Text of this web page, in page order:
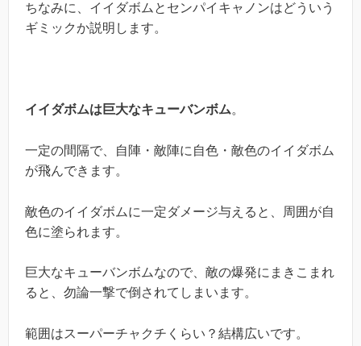
ちなみに、イイダボムとセンパイキャノンはどういう
ギミックか説明します。
イイダボムは巨大なキューバンボム。
一定の間隔で、自陣・敵陣に自色・敵色のイイダボム
が飛んできます。
敵色のイイダボムに一定ダメージ与えると、周囲が自
色に塗られます。
巨大なキューバンボムなので、敵の爆発にまきこまれ
ると、勿論一撃で倒されてしまいます。
範囲はスーパーチャクチくらい？結構広いです。